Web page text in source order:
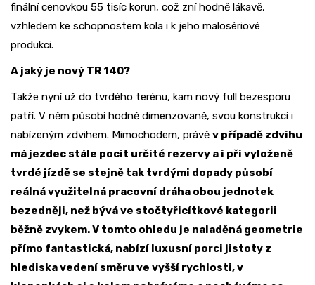
finální cenovkou 55 tisíc korun, což zní hodně lákavě,
vzhledem ke schopnostem kola i k jeho malosériové
produkci.
A jaký je nový TR 140?
Takže nyní už do tvrdého terénu, kam nový full bezesporu
patří. V něm působí hodně dimenzovaně, svou konstrukcí i
nabízeným zdvihem. Mimochodem, právě v případě zdvihu
má jezdec stále pocit určité rezervy a i při vyloženě
tvrdé jízdě se stejně tak tvrdými dopady působí
reálná využitelná pracovní dráha obou jednotek
bezedněji, než bývá ve stočtyřicítkové kategorii
běžně zvykem. V tomto ohledu je naladěná geometrie
přímo fantastická, nabízí luxusní porci jistoty z
hlediska vedení směru ve vyšší rychlosti, v